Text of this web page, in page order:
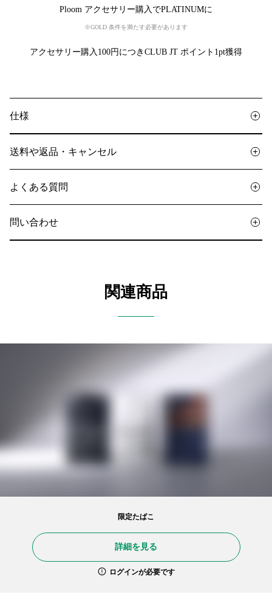
Ploom アクセサリー購入でPLATINUMに
※GOLD 条件を満たす必要があります
アクセサリー購入100円につきCLUB JT ポイント1pt獲得
仕様
送料や返品・キャンセル
よくある質問
問い合わせ
関連商品
限定たばこ
詳細を見る
ログインが必要です